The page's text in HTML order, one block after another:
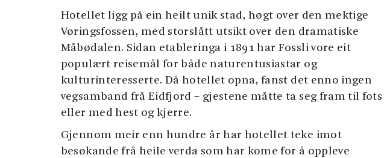
Hotellet ligg på ein heilt unik stad, høgt over den mektige
Vøringsfossen, med storslått utsikt over den dramatiske
Måbødalen. Sidan etableringa i 1891 har Fossli vore eit
populært reisemål for både naturentusiastar og
kulturinteresserte. Då hotellet opna, fanst det enno ingen
vegsamband frå Eidfjord – gjestene måtte ta seg fram til fots
eller med hest og kjerre.
Gjennom meir enn hundre år har hotellet teke imot
besøkande frå heile verda som har kome for å oppleve